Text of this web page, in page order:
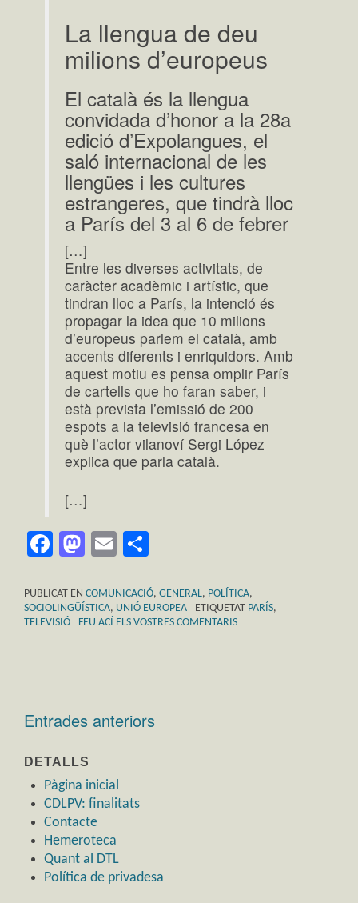
La llengua de deu
milions d’europeus
El català és la llengua
convidada d’honor a la 28a
edició d’Expolangues, el
saló internacional de les
llengües i les cultures
estrangeres, que tindrà lloc
a París del 3 al 6 de febrer
[…]
Entre les diverses activitats, de
caràcter acadèmic i artístic, que
tindran lloc a París, la intenció és
propagar la idea que 10 milions
d’europeus parlem el català, amb
accents diferents i enriquidors. Amb
aquest motiu es pensa omplir París
de cartells que ho faran saber, i
està prevista l’emissió de 200
espots a la televisió francesa en
què l’actor vilanoví Sergi López
explica que parla català.
[…]
Facebook
Mastodon
Email
PUBLICAT EN COMUNICACIÓ, GENERAL, POLÍTICA,
SOCIOLINGÜÍSTICA, UNIÓ EUROPEA ETIQUETAT PARÍS,
TELEVISIÓ
FEU ACÍ ELS VOSTRES COMENTARIS
d'entrades
Entrades anteriors
DETALLS
Pàgina inicial
CDLPV: finalitats
Contacte
Hemeroteca
Quant al DTL
Política de privadesa